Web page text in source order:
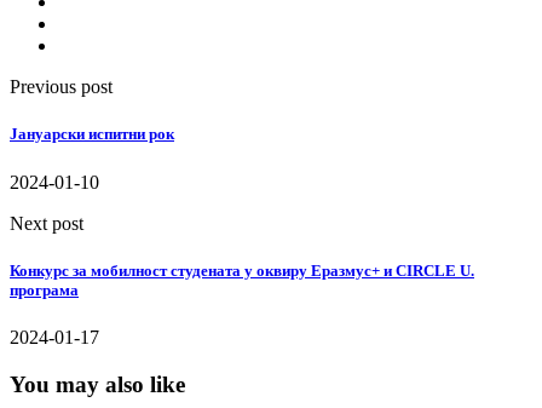
Previous post
Јануарски испитни рок
2024-01-10
Next post
Конкурс за мобилност студената у оквиру Еразмус+ и CIRCLE U.
програма
2024-01-17
You may also like